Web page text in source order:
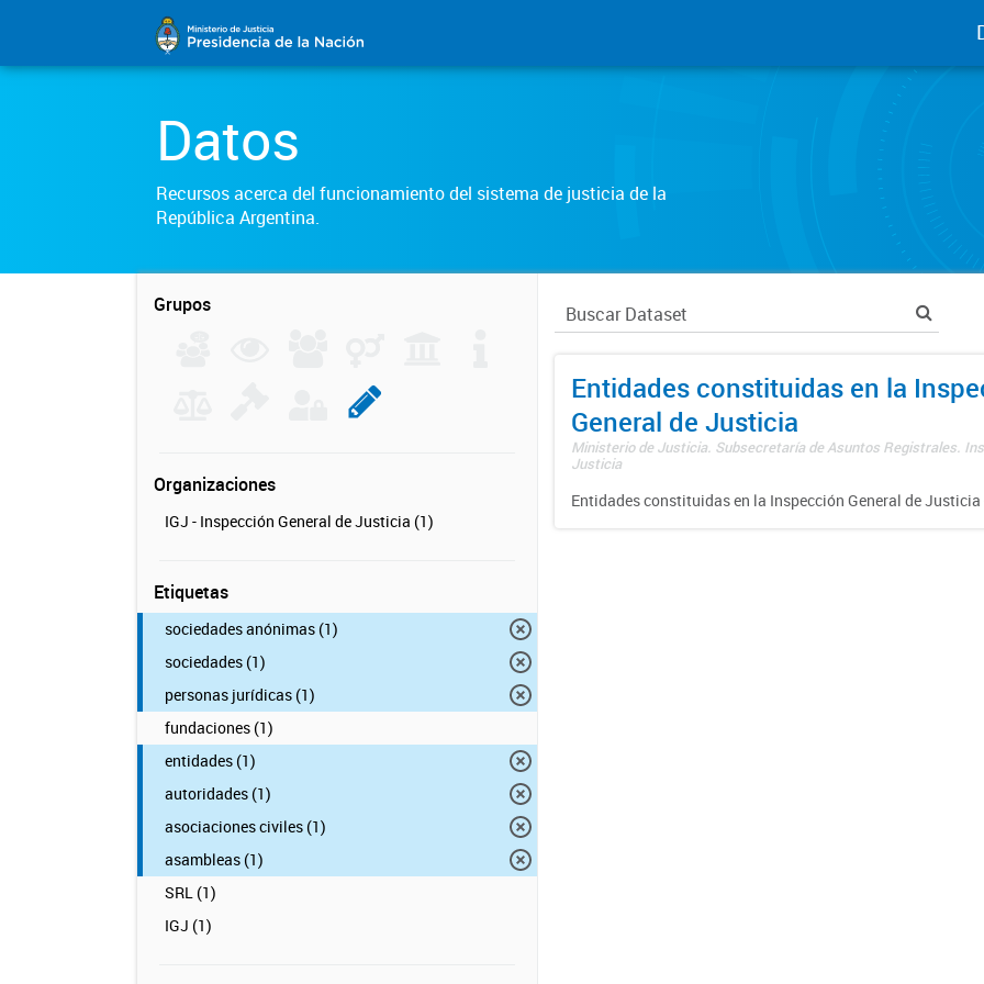
Datos
Recursos acerca del funcionamiento del sistema de justicia de la
República Argentina.
Grupos
Organizaciones
IGJ - Inspección General de Justicia (1)
Etiquetas
sociedades anónimas (1)
sociedades (1)
personas jurídicas (1)
fundaciones (1)
entidades (1)
autoridades (1)
asociaciones civiles (1)
asambleas (1)
SRL (1)
IGJ (1)
Entidades constituidas en la
General de Justicia
Ministerio de Justicia. Subsecretaría de Asuntos Registrales.
Justicia
Entidades constituidas en la Inspección General de Justicia